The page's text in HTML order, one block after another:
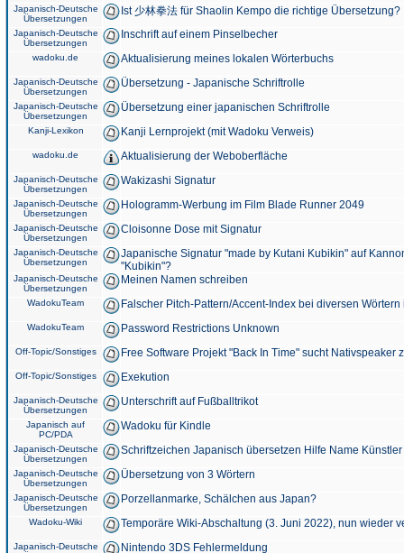
Japanisch-Deutsche
Übersetzungen
Ist 少林拳法 für Shaolin Kempo die richtige Übersetzung?
Japanisch-Deutsche
Übersetzungen
Inschrift auf einem Pinselbecher
wadoku.de Aktualisierung meines lokalen Wörterbuchs
Japanisch-Deutsche
Übersetzungen
Übersetzung - Japanische Schriftrolle
Japanisch-Deutsche
Übersetzungen
Übersetzung einer japanischen Schriftrolle
Kanji-Lexikon Kanji Lernprojekt (mit Wadoku Verweis)
wadoku.de Aktualisierung der Weboberfläche
Japanisch-Deutsche
Übersetzungen
Wakizashi Signatur
Japanisch-Deutsche
Übersetzungen
Hologramm-Werbung im Film Blade Runner 2049
Japanisch-Deutsche
Übersetzungen
Cloisonne Dose mit Signatur
Japanisch-Deutsche
Übersetzungen
Japanische Signatur "made by Kutani Kubikin" auf
"Kubikin"?
Japanisch-Deutsche
Übersetzungen
Meinen Namen schreiben
WadokuTeam Falscher Pitch-Pattern/Accent-Index bei diversen
WadokuTeam Password Restrictions Unknown
Off-Topic/Sonstiges Free Software Projekt "Back In Time" sucht Nativspeaker
Off-Topic/Sonstiges Exekution
Japanisch-Deutsche
Übersetzungen
Unterschrift auf Fußballtrikot
Japanisch auf
PC/PDA
Wadoku für Kindle
Japanisch-Deutsche
Übersetzungen
Schriftzeichen Japanisch übersetzen Hilfe Name
Japanisch-Deutsche
Übersetzungen
Übersetzung von 3 Wörtern
Japanisch-Deutsche
Übersetzungen
Porzellanmarke, Schälchen aus Japan?
Wadoku-Wiki Temporäre Wiki-Abschaltung (3. Juni 2022), nun wieder
Japanisch-Deutsche
Nintendo 3DS Fehlermeldung